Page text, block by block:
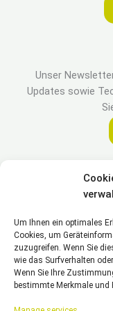
Um Ihnen ein optimales
Cookies, um
zuzugreifen. Wenn Sie
wie das Surfverhalten
Wenn Sie Ihre
bestimmte Merkmale und
Unser
Updates sowie
Allgemeine